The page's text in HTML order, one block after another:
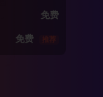
免费
免费 推荐